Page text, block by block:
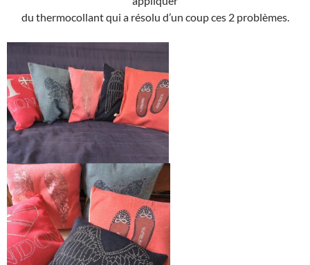
du thermocollant qui a résolu d’un coup ces 2 problèmes.